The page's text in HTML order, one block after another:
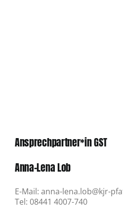
Ansprechpartner*in GST
Anna-Lena Lob
E-Mail: anna-lena.lob@kjr-
Tel: 08441 4007-740